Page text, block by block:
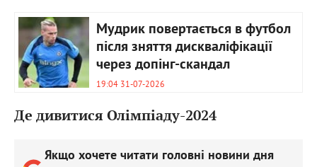
Мудрик повертається в футбол
після зняття дискваліфікації
через допінг-скандал
19:04 31-07-2026
Де дивитися Олімпіаду-2024
Якщо хочете читати головні новини дня